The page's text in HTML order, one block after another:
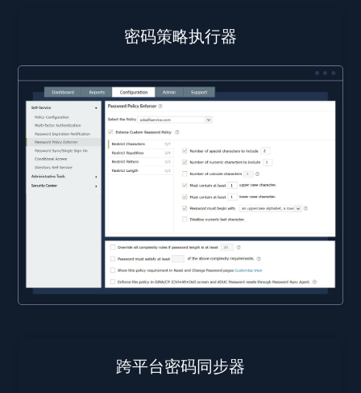
密码策略执行器
跨平台密码同步器